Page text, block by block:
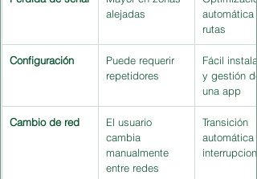
alejadas
automática
rutas
Configuración
Puede requerir
repetidores
Fácil
y gestión
una app
Cambio de red
El usuario
cambia
manualmente
entre redes
Transición
automática